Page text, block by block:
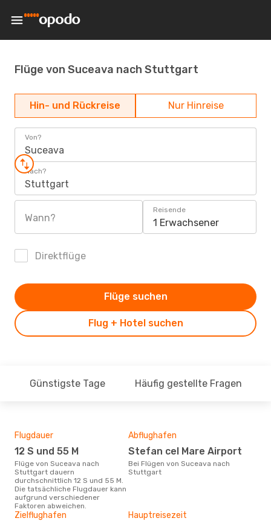
Flüge von Suceava nach Stuttgart
Hin- und Rückreise Nur Hinreise
Von?
Suceava
Nach?
Stuttgart
Wann?
Reisende
1 Erwachsener
Direktflüge
Flug + Hotel suchen
Flüge suchen
Günstigste Tage Häufig gestellte Fragen
Flugdauer
12 S und 55 M
Flüge von Suceava nach
Stuttgart dauern
durchschnittlich 12 S und 55 M.
Die tatsächliche Flugdauer kann
aufgrund verschiedener
Faktoren abweichen.
Abflughafen
Stefan cel Mare Airport
Bei Flügen von Suceava nach
Stuttgart
Zielflughafen Hauptreisezeit